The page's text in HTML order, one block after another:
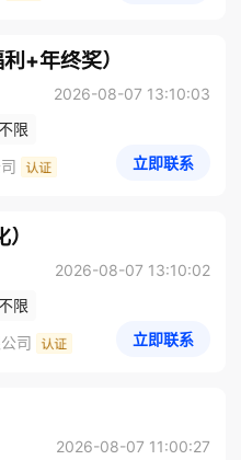
+年终奖）
2026-08-07 13:10:03
限
立即联系
2026-08-07 13:10:02
限
司
立即联系
2026-08-07 11:00:27